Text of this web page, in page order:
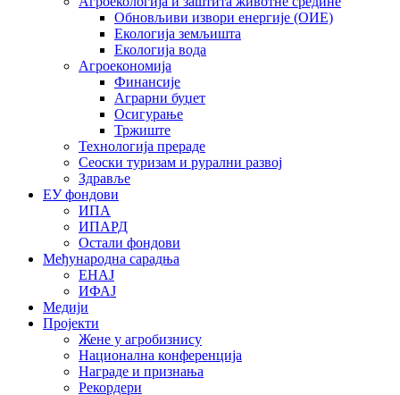
Обновљиви извори енергије (ОИЕ)
Екологија земљишта
Екологија вода
Агроекономија
Финансије
Аграрни буџет
Осигурање
Тржиште
Технологија прераде
Сеоски туризам и рурални развој
Здравље
ЕУ фондови
ИПА
ИПАРД
Остали фондови
Међународна сарадња
ЕНАЈ
ИФАЈ
Медији
Пројекти
Жене у агробизнису
Национална конференција
Награде и признања
Рекордери